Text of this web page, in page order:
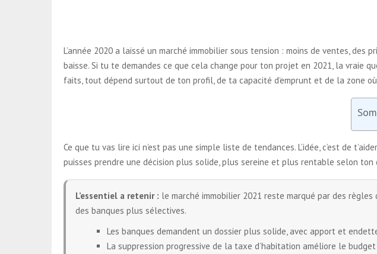
L’année 2020 a laissé un marché immobilier sous tension : moins de ventes,
baisse. Si tu te demandes ce que cela change pour ton projet en 2021, la vraie
faits, tout dépend surtout de ton profil, de ta capacité d’emprunt et de la zone
Ce que tu vas lire ici n’est pas une simple liste de tendances. L’idée, c’est de
puisses prendre une décision plus solide, plus sereine et plus rentable selon ton
L’essentiel a retenir : le marché immobilier 2021 reste marqué par des
des banques plus sélectives.
Les banques demandent un dossier plus solide, avec apport et
La suppression progressive de la taxe d’habitation améliore le